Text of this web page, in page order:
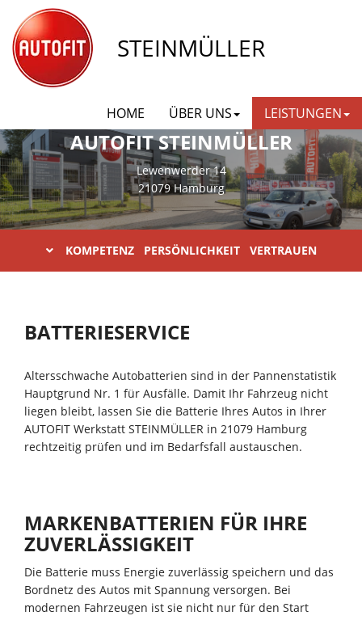
STEINMÜLLER
HOME ÜBER UNS LEISTUNGEN
AUTOFIT STEINMÜLLER
Lewenwerder 14
21079 Hamburg
KOMPETENZ PERSÖNLICHKEIT VERTRAUEN
BATTERIESERVICE
Altersschwache Autobatterien sind in der Pannenstatistik
Hauptgrund Nr. 1 für Ausfälle. Damit Ihr Fahrzeug nicht
liegen bleibt, lassen Sie die Batterie Ihres Autos in Ihrer
AUTOFIT Werkstatt STEINMÜLLER in 21079 Hamburg
rechtzeitig prüfen und im Bedarfsfall austauschen.
MARKENBATTERIEN FÜR IHRE
ZUVERLÄSSIGKEIT
Die Batterie muss Energie zuverlässig speichern und das
Bordnetz des Autos mit Spannung versorgen. Bei
modernen Fahrzeugen ist sie nicht nur für den Start